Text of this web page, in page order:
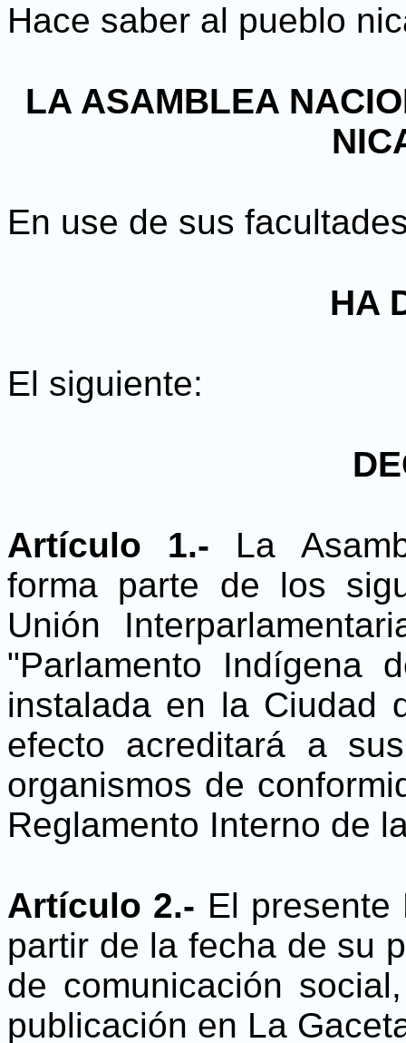
Hace saber al pueblo
LA ASAMBLEA
En use de sus
HA
El siguiente:
Artículo 1.- La
forma parte de los
Unión
"Parlamento Indígena
instalada en la Ciudad
efecto acreditará a
organismos de
Reglamento Interno de
Artículo 2.- El presente
partir de la fecha de su
de comunicación
publicación en La